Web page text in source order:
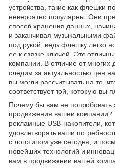
устройства, такие как флешки
невероятно популярны. Они
способ хранения данных,
и заканчивая музыкальными
под рукой, ведь флешку легко
ее к связке ключей. Это
компании. В отличие от многих
следим за актуальностью цен
вы могли рассчитывать на то,
соответствует той, которую вы
Почему бы вам не попробовать
продвижения вашей
рекламные USB-накопители,
удовлетворять ваши
с логотипом уже сегодня, и
новейших технологий и
вам в продвижении вашей